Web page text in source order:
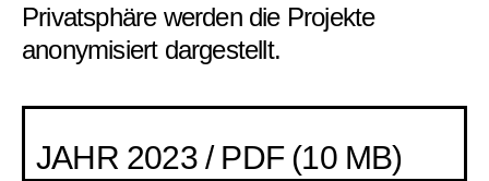
Privatsphäre werden die Projekte
anonymisiert dargestellt.
JAHR 2023 / PDF (10 MB)